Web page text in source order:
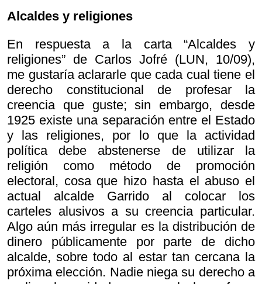
Alcaldes y religiones
En respuesta a la carta “Alcaldes y
religiones” de Carlos Jofré (LUN, 10/09),
me gustaría aclararle que cada cual tiene el
derecho constitucional de profesar la
creencia que guste; sin embargo, desde
1925 existe una separación entre el Estado
y las religiones, por lo que la actividad
política debe abstenerse de utilizar la
religión como método de promoción
electoral, cosa que hizo hasta el abuso el
actual alcalde Garrido al colocar los
carteles alusivos a su creencia particular.
Algo aún más irregular es la distribución de
dinero públicamente por parte de dicho
alcalde, sobre todo al estar tan cercana la
próxima elección. Nadie niega su derecho a